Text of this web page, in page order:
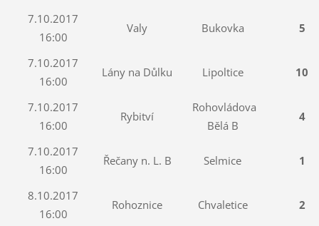
7.10.2017
16:00
Valy Bukovka 5 :
7.10.2017
16:00
Lány na Důlku Lipoltice 10 :
7.10.2017
16:00
Rybitví
Rohovládova
Bělá B
4 :
7.10.2017
16:00
Řečany n. L. B Selmice 1 :
8.10.2017
16:00
Rohoznice Chvaletice 2 :